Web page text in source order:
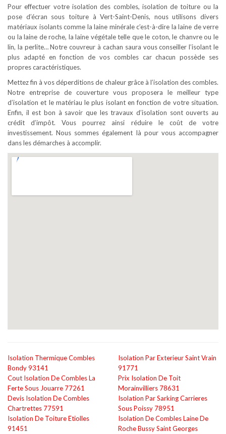
Pour effectuer votre isolation des combles, isolation de toiture ou la
pose d’écran sous toiture à Vert-Saint-Denis, nous utilisons divers
matériaux isolants comme la laine minérale c’est-à-dire la laine de verre
ou la laine de roche, la laine végétale telle que le coton, le chanvre ou le
lin, la perlite… Notre couvreur à cachan saura vous conseiller l’isolant le
plus adapté en fonction de vos combles car chacun possède ses
propres caractéristiques.
Mettez fin à vos déperditions de chaleur grâce à l’isolation des combles.
Notre entreprise de couverture vous proposera le meilleur type
d’isolation et le matériau le plus isolant en fonction de votre situation.
Enfin, il est bon à savoir que les travaux d’isolation sont ouverts au
crédit d’impôt. Vous pourrez ainsi réduire le coût de votre
investissement. Nous sommes également là pour vous accompagner
dans les démarches à accomplir.
Isolation Thermique Combles
Bondy 93141
Cout Isolation De Combles La
Ferte Sous Jouarre 77261
Devis Isolation De Combles
Chartrettes 77591
Isolation De Toiture Etiolles
91451
Isolation Par Exterieur Saint Vrain
91771
Prix Isolation De Toit
Morainvilliers 78631
Isolation Par Sarking Carrieres
Sous Poissy 78951
Isolation De Combles Laine De
Roche Bussy Saint Georges